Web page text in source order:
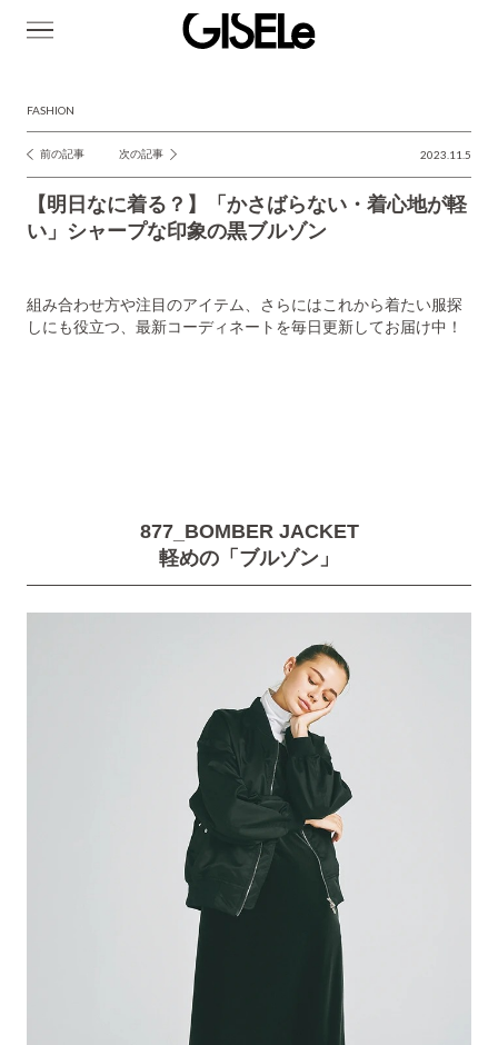
FASHION
投
稿
ナ
ゲ
ー
前の記事 次の記事 2023.11.5
【明日なに着る？】「かさばらない・着心地が軽
い」シャープな印象の黒ブルゾン
組み合わせ方や注目のアイテム、さらにはこれから着たい服探
しにも役立つ、最新コーディネートを毎日更新してお届け中！
877_BOMBER JACKET
軽めの「ブルゾン」